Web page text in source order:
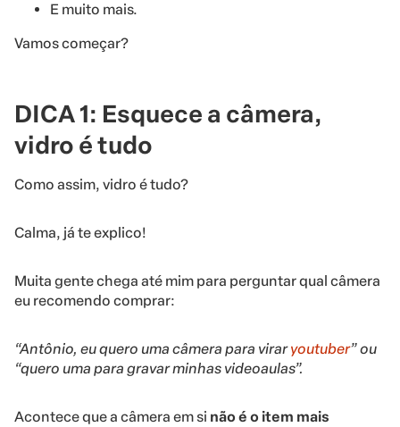
E muito mais.
Vamos começar?
DICA 1: Esquece a câmera,
vidro é tudo
Como assim, vidro é tudo?
Calma, já te explico!
Muita gente chega até mim para perguntar qual câmera
eu recomendo comprar:
“Antônio, eu quero uma câmera para viraryoutuber” ou
“quero uma para gravar minhas videoaulas”.
Acontece que a câmera em si não é o item mais